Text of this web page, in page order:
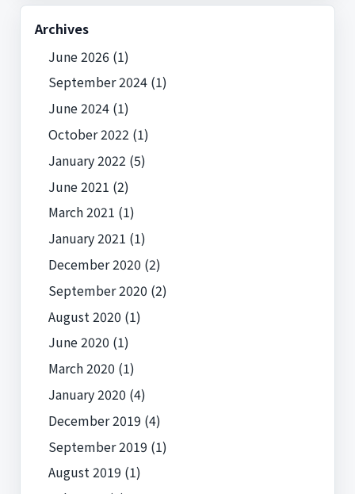
Archives
June 2026(1)
September 2024(1)
June 2024(1)
October 2022 (1)
January 2022 (5)
June 2021 (2)
March 2021 (1)
January 2021 (1)
December 2020 (2)
September 2020 (2)
August 2020 (1)
June 2020 (1)
March 2020 (1)
January 2020 (4)
December 2019 (4)
September 2019 (1)
August 2019 (1)